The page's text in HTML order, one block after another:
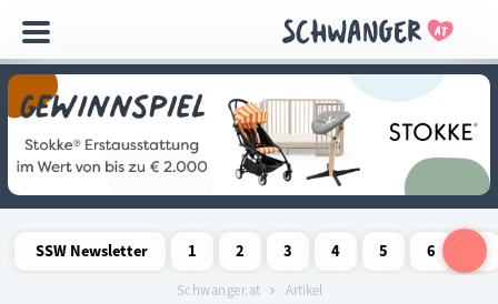
überspringen
SSW Newsletter
1
Schwangerschaftswoche
2
Schwangerschaftswoche
3
Schwangerschaftswoche
4
Schwangerschaftswoche
5
Schwangerschaftswoche
6
Schwanger.at Artikel